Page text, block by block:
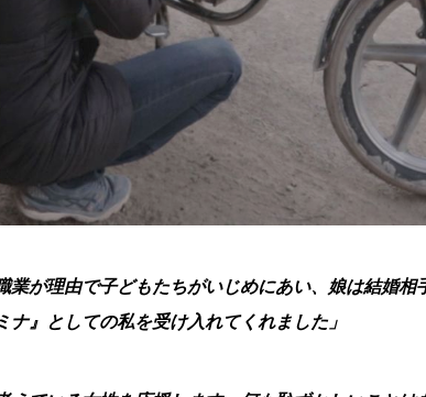
業が理由で子どもたちがいじめにあい、娘は結婚
』としての私を受け入れてくれました」